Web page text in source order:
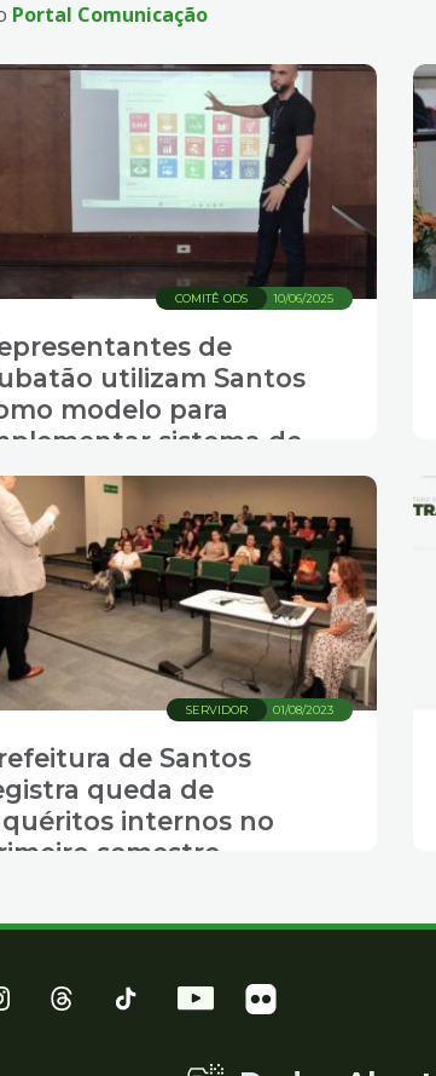
Portal Comunicação
10/06/2025
COMITÊ ODS
de
utilizam Santos
modelo para
sistema de
01/08/2023
SERVIDOR
de Santos
queda de
internos no
semestre